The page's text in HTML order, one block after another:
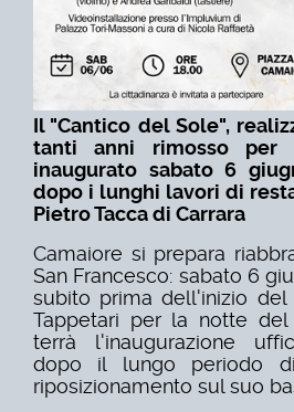
Il "Cantico del Sole",
tanti anni rimosso per
inaugurato sabato 6
dopo i lunghi lavori di
Pietro Tacca di Carrara
Camaiore si prepara
San Francesco: sabato 6
subito prima dell'inizio
Tappetari per la notte del
terrà l'inaugurazione
dopo il lungo periodo
riposizionamento sul suo